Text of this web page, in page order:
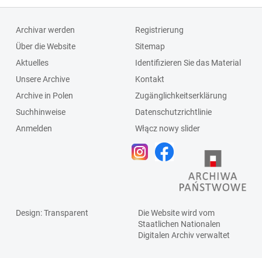
Archivar werden
Über die Website
Aktuelles
Unsere Archive
Archive in Polen
Suchhinweise
Anmelden
Registrierung
Sitemap
Identifizieren Sie das Material
Kontakt
Zugänglichkeitserklärung
Datenschutzrichtlinie
Włącz nowy slider
Design: Transparent
Die Website wird vom
Staatlichen Nationalen
Digitalen Archivverwaltet